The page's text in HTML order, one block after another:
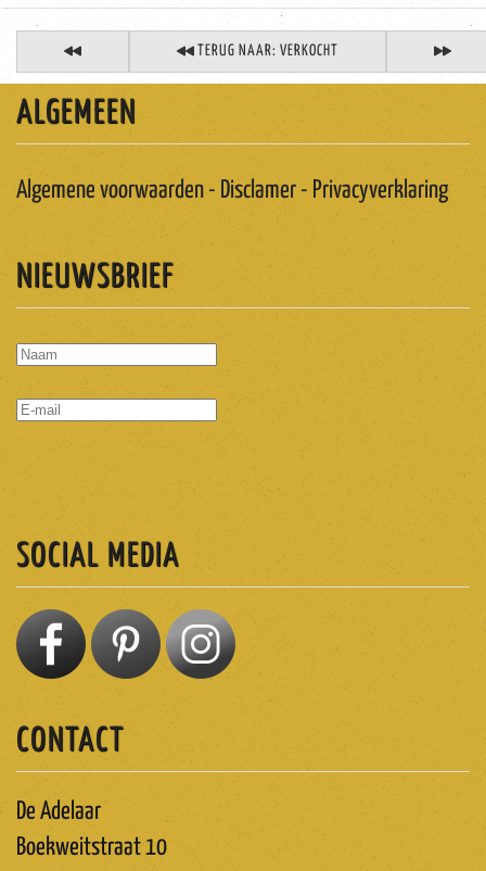
TERUG NAAR: VERKOCHT
ALGEMEEN
Algemene voorwaarden - Disclamer - Privacyverklaring
NIEUWSBRIEF
SOCIAL MEDIA
CONTACT
De Adelaar
Boekweitstraat 10